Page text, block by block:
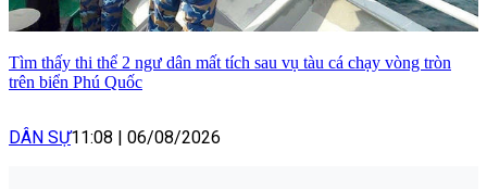
Tìm thấy thi thể 2 ngư dân mất tích sau vụ tàu cá chạy vòng tròn
trên biển Phú Quốc
DÂN SỰ11:08 | 06/08/2026